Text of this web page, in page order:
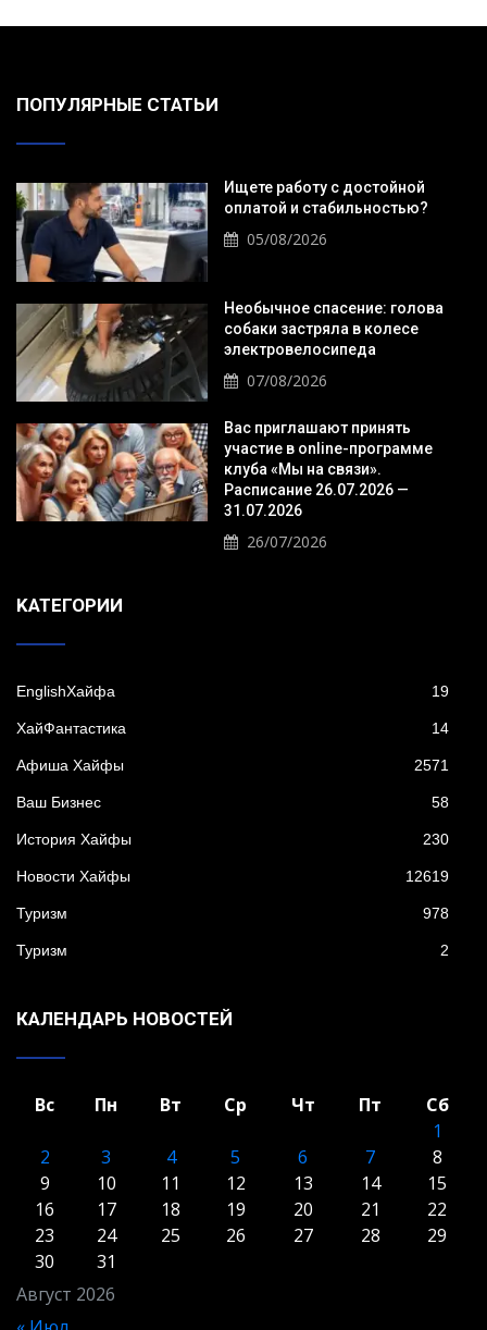
ПОПУЛЯРНЫЕ СТАТЬИ
Ищете работу с достойной
оплатой и стабильностью?
05/08/2026
Необычное спасение: голова
собаки застряла в колесе
электровелосипеда
07/08/2026
Вас приглашают принять
участие в online-программе
клуба «Мы на связи».
Расписание 26.07.2026 —
31.07.2026
26/07/2026
KАТЕГОРИИ
EnglishХайфа 19
XайФантастика 14
Афиша Хайфы 2571
Ваш Бизнес 58
История Хайфы 230
Новости Хайфы 12619
Туризм 978
Туризм 2
КАЛЕНДАРЬ НОВОСТЕЙ
Август 2026
Вс Пн Вт Ср Чт Пт
Сб
1
2
3 4 5 6 7
8
9
10 11 12 13 14
15
16
17 18 19 20 21
22
23
24 25 26 27 28
29
30
31